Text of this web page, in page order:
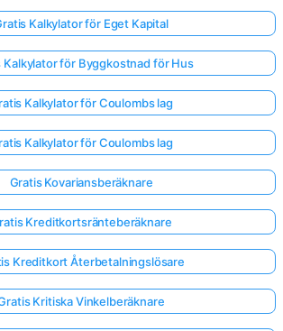
Kalkylator för Eget Kapital
Kalkylator för Byggkostnad för Hus
Kalkylator för Coulombs lag
Kalkylator för Coulombs lag
Gratis Kovariansberäknare
Kreditkortsränteberäknare
Kreditkort Återbetalningslösare
Kritiska Vinkelberäknare